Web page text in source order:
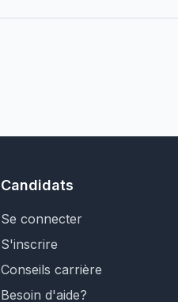
Candidats
Se connecter
S'inscrire
Conseils carrière
Besoin d'aide?